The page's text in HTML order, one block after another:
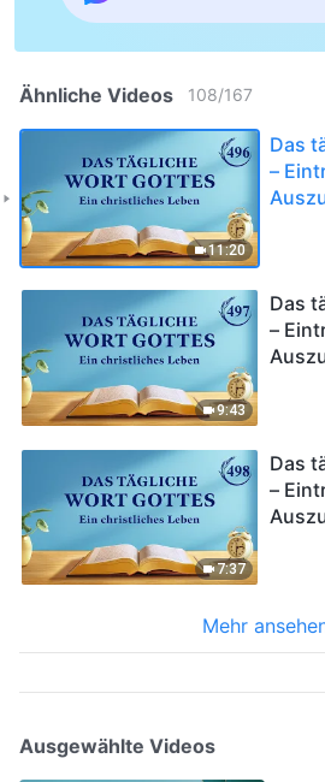
Ähnliche Videos 108/167
11:20
Das
–
9:43
Das
–
7:37
Das
–
Mehr
Ausgewählte Videos